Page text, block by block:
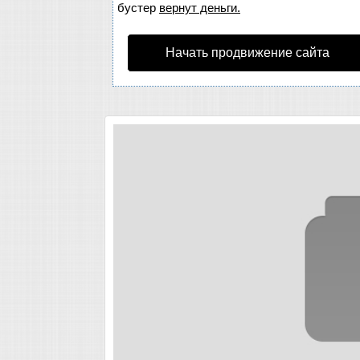
бустер вернут деньги.
Начать продвижение сайта